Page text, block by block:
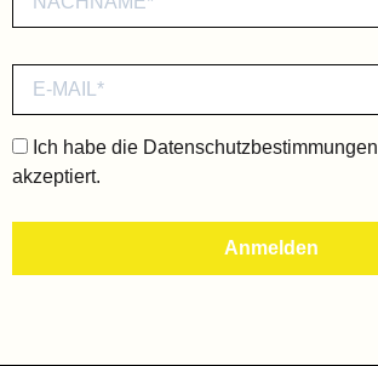
Ich habe die Datenschutzbestimmungen
akzeptiert.